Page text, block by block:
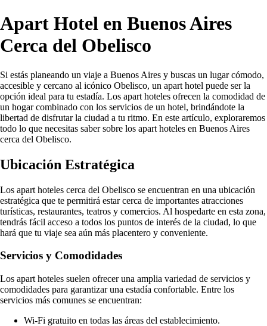
Apart Hotel en Buenos Aires
Cerca del Obelisco
Si estás planeando un viaje a Buenos Aires y buscas un lugar cómodo,
accesible y cercano al icónico Obelisco, un apart hotel puede ser la
opción ideal para tu estadía. Los apart hoteles ofrecen la comodidad de
un hogar combinado con los servicios de un hotel, brindándote la
libertad de disfrutar la ciudad a tu ritmo. En este artículo, exploraremos
todo lo que necesitas saber sobre los apart hoteles en Buenos Aires
cerca del Obelisco.
Ubicación Estratégica
Los apart hoteles cerca del Obelisco se encuentran en una ubicación
estratégica que te permitirá estar cerca de importantes atracciones
turísticas, restaurantes, teatros y comercios. Al hospedarte en esta zona,
tendrás fácil acceso a todos los puntos de interés de la ciudad, lo que
hará que tu viaje sea aún más placentero y conveniente.
Servicios y Comodidades
Los apart hoteles suelen ofrecer una amplia variedad de servicios y
comodidades para garantizar una estadía confortable. Entre los
servicios más comunes se encuentran:
Wi-Fi gratuito en todas las áreas del establecimiento.